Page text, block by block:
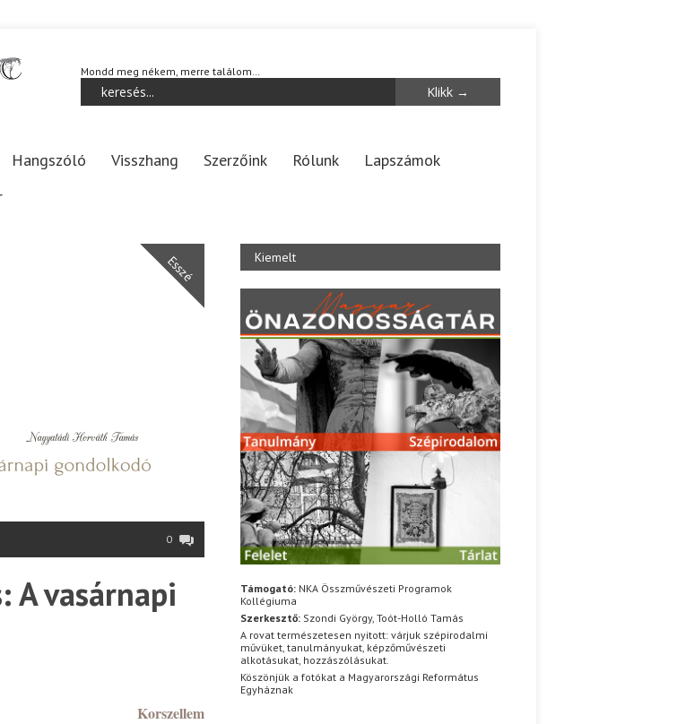
Mondd meg nékem, merre találom…
Hangszóló Visszhang Szerzőink Rólunk
Lapszámok
Esszé
0
A vasárnapi
Korszellem
Kiemelt
Támogató: NKA Összművészeti Programok
Kollégiuma
Szerkesztő: Szondi György, Toót-Holló Tamás
A rovat természetesen nyitott: várjuk szépirodalmi
művüket, tanulmányukat, képzőművészeti
alkotásukat, hozzászólásukat.
Köszönjük a fotókat a Magyarországi Református
Egyháznak